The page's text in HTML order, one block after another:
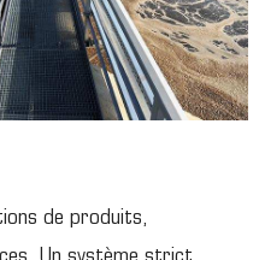
de produits,